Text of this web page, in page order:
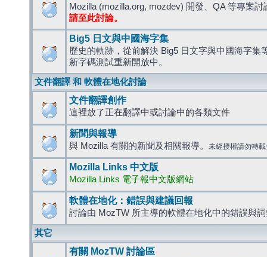
Mozilla (mozilla.org, mozdev) 開發、QA 等專案討
請至此討論。
Big5 日文與中國海字集
歷史的軌跡，從前解決 Big5 日文字與中國海字集
新字碼測試重新開放中。
文件翻譯 和 軟體在地化討論
文件翻譯創作
這裡放了正在翻譯中或討論中的各類文件
新聞與報導
與 Mozilla 有關的新聞及相關報導。 未經授權請勿轉
Mozilla Links 中文版
Mozilla Links 電子報中文版網站
軟體在地化：錯誤與建議回報
討論由 MozTW 所主導的軟體在地化中的錯誤與
其它
有關 MozTW 討論區